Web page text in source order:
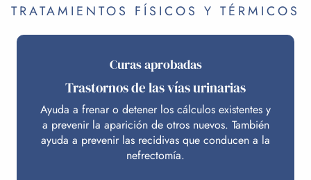
TRATAMIENTOS FÍSICOS Y TÉRMICOS
Curas aprobadas
Trastornos de las vías urinarias
Ayuda a frenar o detener los cálculos existentes y
a prevenir la aparición de otros nuevos. También
ayuda a prevenir las recidivas que conducen a la
nefrectomía.